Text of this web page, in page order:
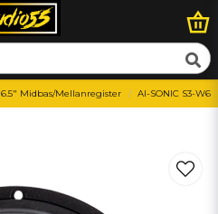
6.5" Midbas/Mellanregister AI-SONIC S3-W6